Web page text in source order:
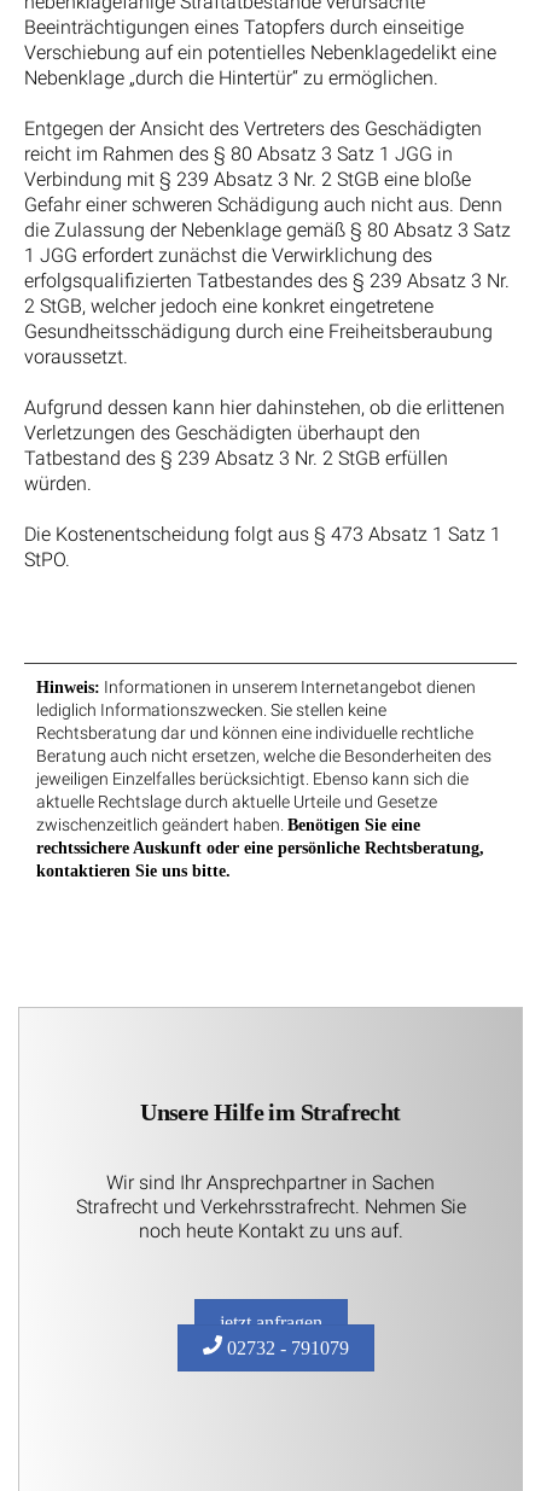
Beeinträchtigungen eines Tatopfers durch einseitige
Verschiebung auf ein potentielles Nebenklagedelikt eine
Nebenklage „durch die Hintertür“ zu ermöglichen.
Entgegen der Ansicht des Vertreters des Geschädigten
reicht im Rahmen des § 80 Absatz 3 Satz 1 JGG in
Verbindung mit § 239 Absatz 3 Nr. 2 StGB eine bloße
Gefahr einer schweren Schädigung auch nicht aus. Denn
die Zulassung der Nebenklage gemäß § 80 Absatz 3 Satz
1 JGG erfordert zunächst die Verwirklichung des
erfolgsqualifizierten Tatbestandes des § 239 Absatz 3 Nr.
2 StGB, welcher jedoch eine konkret eingetretene
Gesundheitsschädigung durch eine Freiheitsberaubung
voraussetzt.
Aufgrund dessen kann hier dahinstehen, ob die erlittenen
Verletzungen des Geschädigten überhaupt den
Tatbestand des § 239 Absatz 3 Nr. 2 StGB erfüllen
würden.
Die Kostenentscheidung folgt aus § 473 Absatz 1 Satz 1
StPO.
Hinweis: Informationen in unserem Internetangebot dienen
lediglich Informationszwecken. Sie stellen keine
Rechtsberatung dar und können eine individuelle rechtliche
Beratung auch nicht ersetzen, welche die Besonderheiten des
jeweiligen Einzelfalles berücksichtigt. Ebenso kann sich die
aktuelle Rechtslage durch aktuelle Urteile und Gesetze
zwischenzeitlich geändert haben. Benötigen Sie eine
rechtssichere Auskunft oder eine persönliche Rechtsberatung,
kontaktieren Sie uns bitte.
Unsere Hilfe im Strafrecht
Wir sind Ihr Ansprechpartner in Sachen
Strafrecht und Verkehrsstrafrecht. Nehmen Sie
noch heute Kontakt zu uns auf.
jetzt anfragen
02732 - 791079